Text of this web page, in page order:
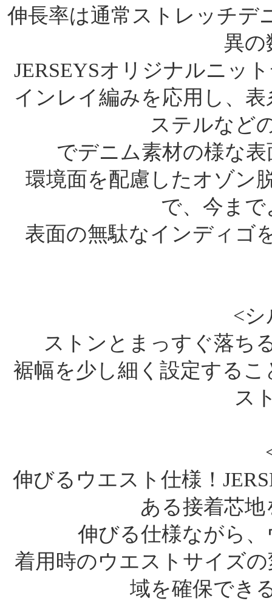
伸長率は通常ストレッチデ
異の
JERSEYSオリジナルニッ
インレイ編みを応用し、
ステルなど
でデニム素材の様な
環境面を配慮したオゾン
で、今ま
表面の無駄なインディゴ
<シ
ストンとまっすぐ落ち
裾幅を少し細く設定する
ス
伸びるウエスト仕様！
ある接着芯
伸びる仕様ながら
着用時のウエストサイズ
域を確保でき